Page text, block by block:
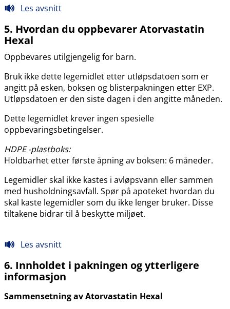
Les avsnitt
5. Hvordan du oppbevarer Atorvastatin
Hexal
Oppbevares utilgjengelig for barn.
Bruk ikke dette legemidlet etter utløpsdatoen som er
angitt på esken, boksen og blisterpakningen etter EXP.
Utløpsdatoen er den siste dagen i den angitte måneden.
Dette legemidlet krever ingen spesielle
oppbevaringsbetingelser.
HDPE -plastboks:
Holdbarhet etter første åpning av boksen: 6 måneder.
Legemidler skal ikke kastes i avløpsvann eller sammen
med husholdningsavfall. Spør på apoteket hvordan du
skal kaste legemidler som du ikke lenger bruker. Disse
tiltakene bidrar til å beskytte miljøet.
Les avsnitt
6. Innholdet i pakningen og ytterligere
informasjon
Sammensetning av Atorvastatin Hexal